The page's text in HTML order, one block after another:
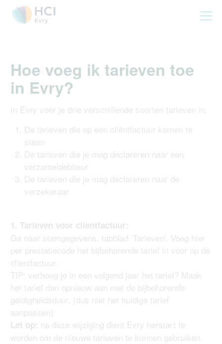
Hoe voeg ik tarieven toe
in Evry?
In Evry voer je drie verschillende soorten tarieven in:
De tarieven die op een cliëntfactuur komen te
staan
De tarieven die je mag declareren naar een
verzameldebiteur
De tarieven die je mag declareren naar de
verzekeraar
1. Tarieven voor clientfactuur:
Ga naar stamgegevens, tabblad ‘Tarieven’. Voeg hier
per prestatiecode het bijbehorende tarief in voor op de
clientfactuur.
TIP: verhoog je in een volgend jaar het tarief? Maak
het tarief dan opnieuw aan met de bijbehorende
geldigheidsduur. (dus niet het huidige tarief
aanpassen)
Let op: na deze wijziging dient Evry herstart te
worden om de nieuwe tarieven te kunnen gebruiken.